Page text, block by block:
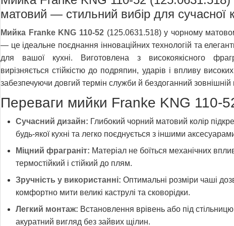
матовий — стильний вибір для сучасної
Мийка Franke KNG 110-52(125.0631.518) у чорному
— це ідеальне поєднання інноваційних технологій та
для вашої кухні. Виготовлена з високоякісного
вирізняється стійкістю до подряпин, ударів і впливу
забезпечуючи довгий термін служби й бездоганний зовнішній
Переваги мийки Franke KNG 110-
Сучасний дизайн: Глибокий чорний матовий колір
будь-якої кухні та легко поєднується з іншими
Міцний фраграніт: Матеріал не боїться механічних
термостійкий і стійкий до плям.
Зручність у використанні: Оптимальні розміри чаші
комфортно мити великі каструлі та сковорідки.
Легкий монтаж: Встановлення врівень або під
акуратний вигляд без зайвих щілин.